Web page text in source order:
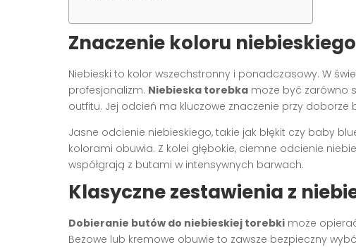
Znaczenie koloru
Niebieski to kolor wszechstronny i ponadczasowy. W
profesjonalizm. Niebieska torebka może być zarówno
outfitu. Jej odcień ma kluczowe znaczenie przy doborze
Jasne odcienie niebieskiego, takie jak błękit czy baby
kolorami obuwia. Z kolei głębokie, ciemne odcienie
współgrają z butami w intensywnych barwach.
Klasyczne zestawienia z
Dobieranie butów do niebieskiej torebki może
Beżowe lub kremowe obuwie to zawsze bezpieczny